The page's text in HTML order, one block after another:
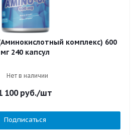
комплекс) 600
мг 240 капсул
Нет в наличии
100руб./шт
Подписаться